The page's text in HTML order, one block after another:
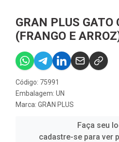
GRAN PLUS GATO
(FRANGO E
Código: 75991
Embalagem: UN
Marca: GRAN PLUS
Faça seu
cadastre-se para ver